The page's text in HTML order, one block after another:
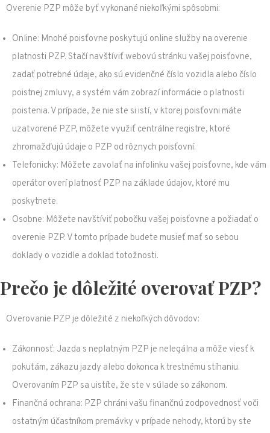
Overenie PZP môže byť vykonané niekoľkými spôsobmi:
Online: Mnohé poisťovne poskytujú online služby na overenie
platnosti PZP. Stačí navštíviť webovú stránku vašej poisťovne,
zadať potrebné údaje, ako sú evidenčné číslo vozidla alebo číslo
poistnej zmluvy, a systém vám zobrazí informácie o platnosti
poistenia. V prípade, že nie ste si istí, v ktorej poisťovni máte
uzatvorené PZP, môžete využiť centrálne registre, ktoré
zhromažďujú údaje o PZP od rôznych poisťovní.
Telefonicky: Môžete zavolať na infolinku vašej poisťovne, kde vám
operátor overí platnosť PZP na základe údajov, ktoré mu
poskytnete.
Osobne: Môžete navštíviť pobočku vašej poisťovne a požiadať o
overenie PZP. V tomto prípade budete musieť mať so sebou
doklady o vozidle a doklad totožnosti.
Prečo je dôležité overovať PZP?
Overovanie PZP je dôležité z niekoľkých dôvodov:
Zákonnosť: Jazda s neplatným PZP je nelegálna a môže viesť k
pokutám, zákazu jazdy alebo dokonca k trestnému stíhaniu.
Overovaním PZP sa uistíte, že ste v súlade so zákonom.
Finančná ochrana: PZP chráni vašu finančnú zodpovednosť voči
ostatným účastníkom premávky v prípade nehody, ktorú by ste